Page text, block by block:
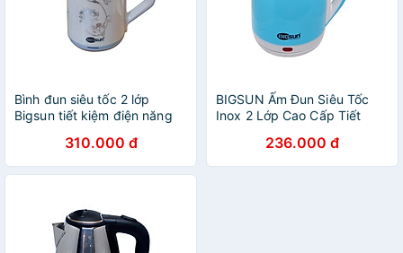
Bình đun siêu tốc 2 lớp
Bigsun tiết kiệm điện năng
310.000 đ
BIGSUN Ấm Đun Siêu Tốc
Inox 2 Lớp Cao Cấp Tiết
Nhanh Bigsun [Hàng Chính
Hãng]
236.000 đ